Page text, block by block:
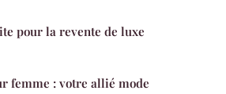
pour la revente de luxe
femme : votre allié mode